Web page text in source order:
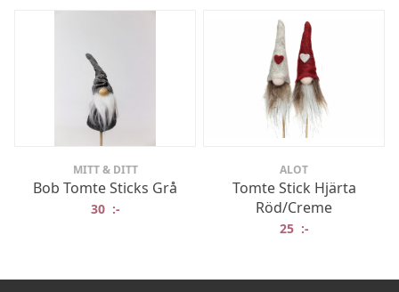
MITT & DITT
Bob Tomte Sticks Grå
30 :-
ALOT
Tomte Stick Hjärta
Röd/Creme
25 :-